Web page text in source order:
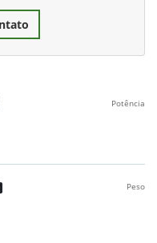
Potência
Peso